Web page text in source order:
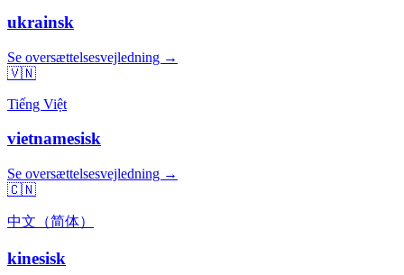
ukrainsk
Se oversættelsesvejledning →
🇻🇳
Tiếng Việt
vietnamesisk
Se oversættelsesvejledning →
🇨🇳
中文（简体）
kinesisk